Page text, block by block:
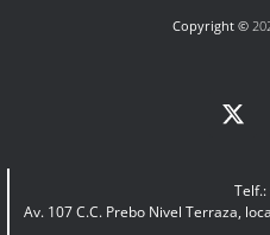
Copyright ©
Av. 107 C.C. Prebo Nivel Terraza,